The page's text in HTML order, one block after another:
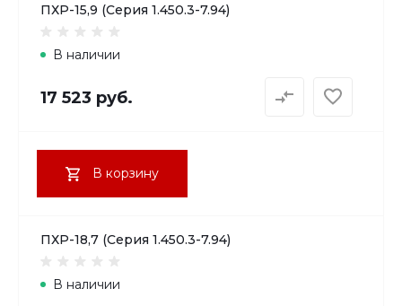
ПХР-15,9 (Серия 1.450.3-7.94)
В наличии
17 523 руб.
В корзину
ПХР-18,7 (Серия 1.450.3-7.94)
В наличии